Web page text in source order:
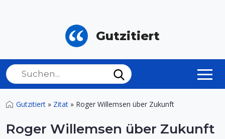
Gutzitiert
Gutzitiert » Zitat » Roger Willemsen über Zukunft
Roger Willemsen über Zukunft